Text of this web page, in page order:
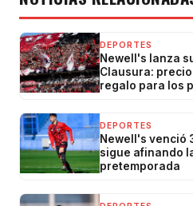
DEPORTES
Newell's lanza
Clausura:
regalo para los
DEPORTES
Newell's venció
sigue afinando
pretemporada